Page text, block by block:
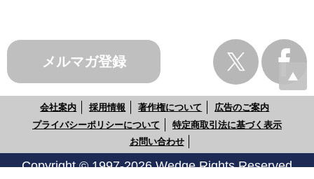
メルマガ登録
会社案内 採用情報 著作権について
広告のご案内
プライバシーポリシーについて
特定商取引法に基づく表示
お問い合わせ
Copyright © 1997-2026 Wedge Rights Reserved